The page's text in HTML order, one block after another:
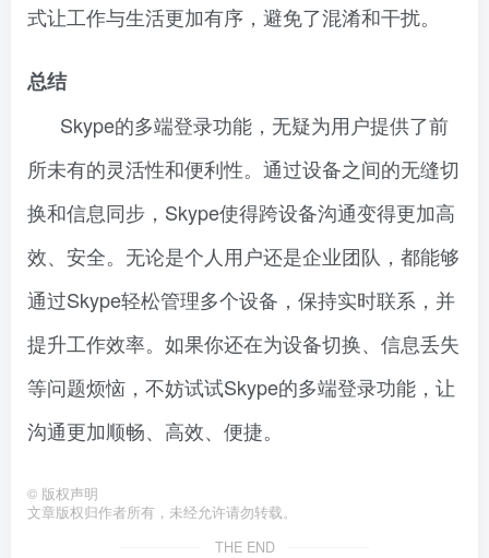
式让工作与生活更加有序，避免了混淆和干扰。
总结
Skype的多端登录功能，无疑为用户提供了前
所未有的灵活性和便利性。通过设备之间的无缝切
换和信息同步，Skype使得跨设备沟通变得更加高
效、安全。无论是个人用户还是企业团队，都能够
通过Skype轻松管理多个设备，保持实时联系，并
提升工作效率。如果你还在为设备切换、信息丢失
等问题烦恼，不妨试试Skype的多端登录功能，让
沟通更加顺畅、高效、便捷。
© 版权声明
文章版权归作者所有，未经允许请勿转载。
THE END